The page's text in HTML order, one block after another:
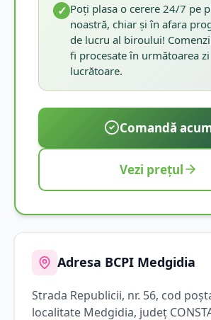
✓ Poți plasa o cerere 24/7 pe
noastră, chiar și în afara
de lucru al biroului!
fi procesate în următoarea zi
lucrătoare.
Comandă
Vezi prețul
Adresa BCPI Medgidia
Strada Republicii, nr. 56, cod
localitate Medgidia, județ